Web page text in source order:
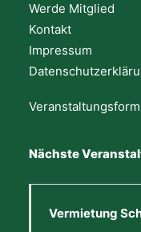
Werde Mitglied
Kontakt
Impressum
Nächste
Vermietung